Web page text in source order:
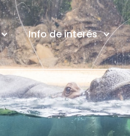
Info de interés